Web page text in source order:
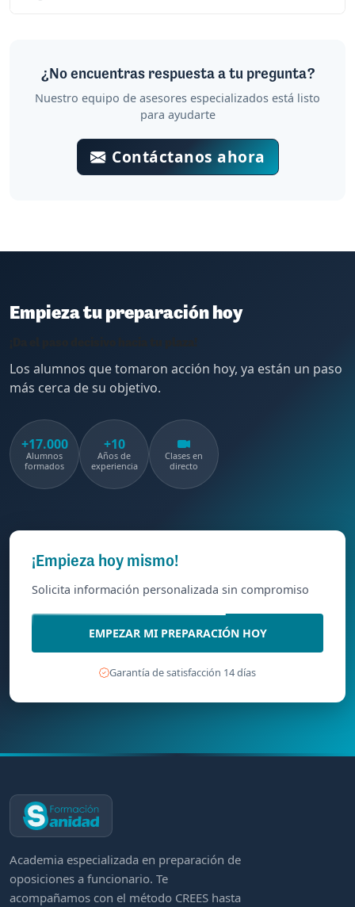
¿No encuentras respuesta a tu pregunta?
Nuestro equipo de asesores especializados está listo
para ayudarte
Contáctanos ahora
Empieza tu preparación hoy
Los alumnos que tomaron acción hoy, ya están un paso
más cerca de su objetivo.
+17.000
Alumnos
formados
+10
Años de
experiencia
Clases en
directo
¡Empieza hoy mismo!
Solicita información personalizada sin compromiso
EMPEZAR MI PREPARACIÓN HOY
Garantía de satisfacción 14 días
Academia especializada en preparación de
oposiciones a funcionario. Te
acompañamos con el método CREES hasta